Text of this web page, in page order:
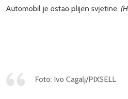
Automobil je ostao plijen svjetine.
Foto: Ivo Cagalj/PIXSELL